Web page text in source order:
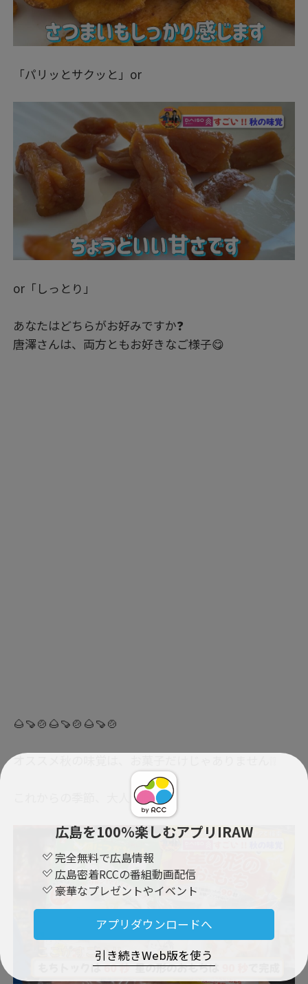
広島を100％楽しむアプリIRAW
完全無料で広島情報
広島密着RCCの番組動画配信
豪華なプレゼントやイベント
アプリダウンロードへ
引き続きWeb版を使う
「パリッとサクッと」or
or「しっとり」
あなたはどちらがお好みですか❓
唐澤さんは、両方ともお好きなご様子😋
🌰🍠🍲🌰🍠🍲🌰🍠🍲
オススメ秋の味覚は、お菓子だけじゃありません❕❕
これからの季節、大人気🙌🙌